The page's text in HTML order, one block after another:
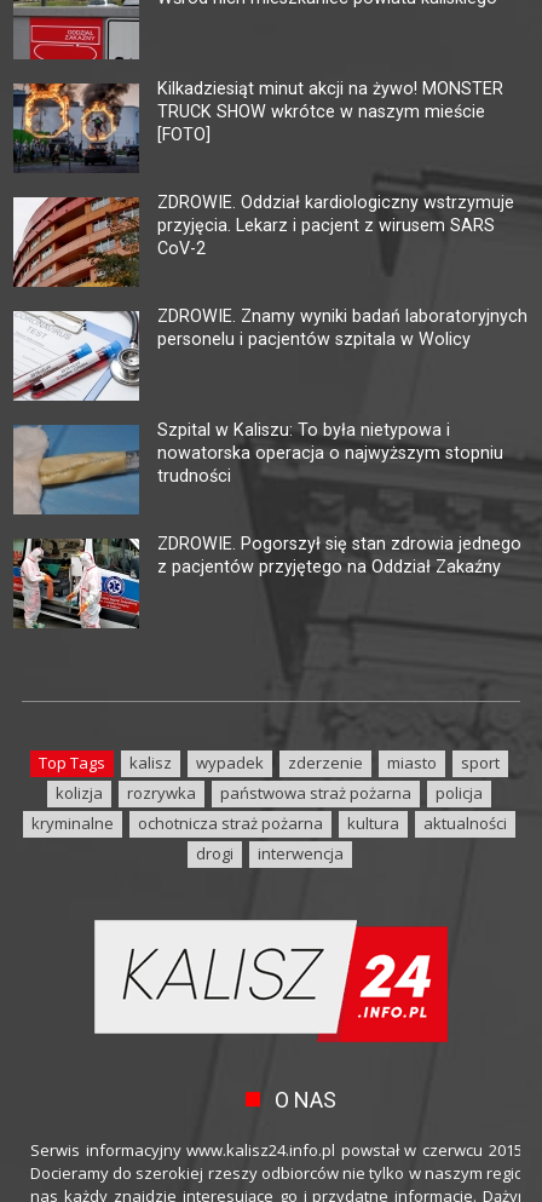
Kilkadziesiąt minut akcji na żywo! MONSTER
TRUCK SHOW wkrótce w naszym mieście
[FOTO]
ZDROWIE. Oddział kardiologiczny wstrzymuje
przyjęcia. Lekarz i pacjent z wirusem SARS
CoV-2
ZDROWIE. Znamy wyniki badań laboratoryjnych
personelu i pacjentów szpitala w Wolicy
Szpital w Kaliszu: To była nietypowa i
nowatorska operacja o najwyższym stopniu
trudności
ZDROWIE. Pogorszył się stan zdrowia jednego
z pacjentów przyjętego na Oddział Zakaźny
Top Tags kalisz wypadek zderzenie miasto
sport
kolizja
rozrywka państwowa straż pożarna
policja
kryminalne
ochotnicza straż pożarna kultura
aktualności
drogi
interwencja
O NAS
Serwis informacyjny www.kalisz24.info.pl powstał w czerwcu 2015
Docieramy do szerokiej rzeszy odbiorców nie tylko w naszym
nas każdy znajdzie interesujące go i przydatne informacje.